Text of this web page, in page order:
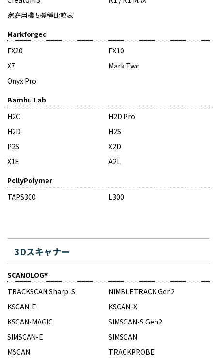
家庭用機 5機種比較表
Markforged
FX20
FX10
X7
Mark Two
Onyx Pro
Bambu Lab
H2C
H2D Pro
H2D
H2S
P2S
X2D
X1E
A2L
PollyPolymer
TAPS300
L300
3Dスキャナー
SCANOLOGY
TRACKSCAN Sharp-S
NIMBLETRACK Gen2
KSCAN-E
KSCAN-X
KSCAN-MAGIC
SIMSCAN-S Gen2
SIMSCAN-E
SIMSCAN
MSCAN
TRACKPROBE